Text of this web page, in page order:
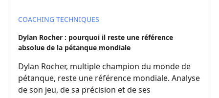
COACHING TECHNIQUES
Dylan Rocher : pourquoi il reste une référence
absolue de la pétanque mondiale
Dylan Rocher, multiple champion du monde de
pétanque, reste une référence mondiale. Analyse
de son jeu, de sa précision et de ses